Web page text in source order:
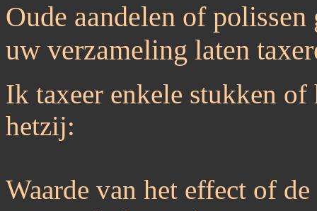
Oude aandelen of
uw verzameling laten
Ik taxeer enkele stukken
hetzij:
Waarde van het effect of